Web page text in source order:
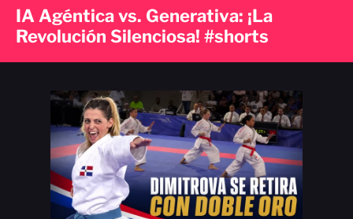
IA Agéntica vs. Generativa: ¡La
Revolución Silenciosa! #shorts